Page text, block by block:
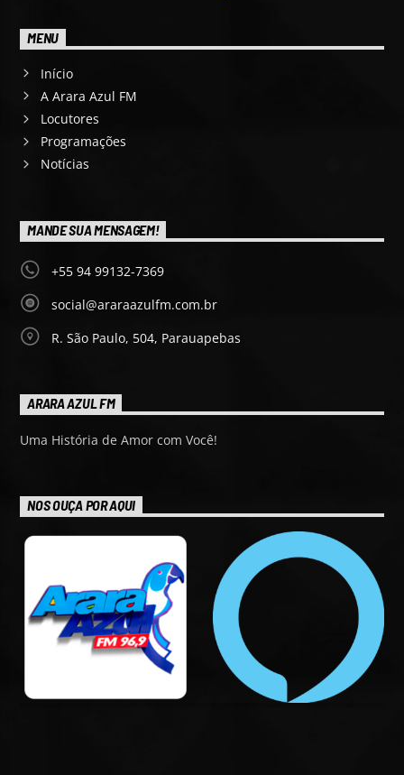
MENU
Início
A Arara Azul FM
Locutores
Programações
Notícias
MANDE SUA MENSAGEM!
+55 94 99132-7369
social@araraazulfm.com.br
R. São Paulo, 504, Parauapebas
ARARA AZUL FM
Uma História de Amor com Você!
NOS OUÇA POR AQUI